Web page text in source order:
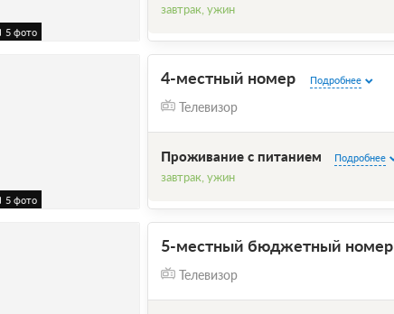
5 фото
завтрак, ужин
5 фото
4-местный номер Подробнее
Телевизор
Проживание с питанием Подробнее
завтрак, ужин
5-местный бюджетный номер
Телевизор